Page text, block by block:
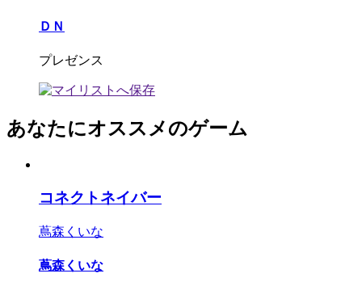
ＤＮ
プレゼンス
あなたにオススメのゲーム
コネクトネイバー
蔦森くいな
蔦森くいな